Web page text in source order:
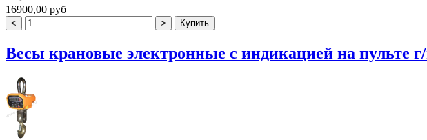
16900,00 руб
Весы крановые электронные с индикацией на пульте